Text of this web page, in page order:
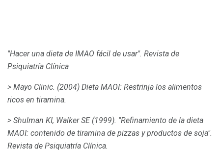
"Hacer una dieta de IMAO fácil de usar". Revista de
Psiquiatría Clínica
> Mayo Clinic. (2004) Dieta MAOI: Restrinja los alimentos
ricos en tiramina.
> Shulman KI, Walker SE (1999). "Refinamiento de la dieta
MAOI: contenido de tiramina de pizzas y productos de soja".
Revista de Psiquiatría Clínica.